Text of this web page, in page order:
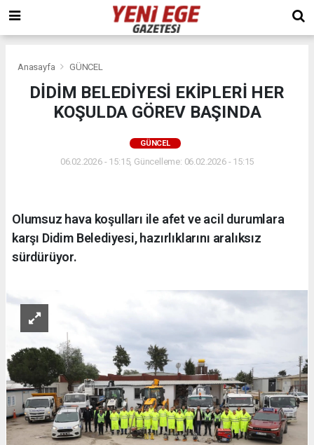
Anasayfa GÜNCEL
DİDİM BELEDİYESİ EKİPLERİ HER
KOŞULDA GÖREV BAŞINDA
GÜNCEL
06.02.2026 - 15:15, Güncelleme: 06.02.2026 - 15:15
Olumsuz hava koşulları ile afet ve acil durumlara
karşı Didim Belediyesi, hazırlıklarını aralıksız
sürdürüyor.